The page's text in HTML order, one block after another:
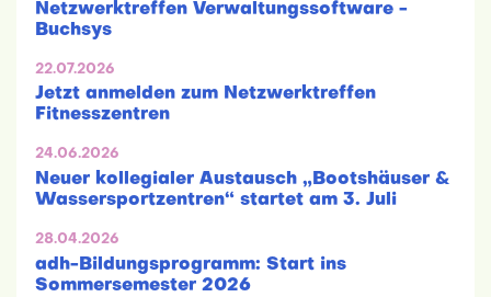
Netzwerktreffen Verwaltungssoftware -
Buchsys
22.07.2026
Jetzt anmelden zum Netzwerktreffen
Fitnesszentren
24.06.2026
Neuer kollegialer Austausch „Bootshäuser &
Wassersportzentren“ startet am 3. Juli
28.04.2026
adh-Bildungsprogramm: Start ins
Sommersemester 2026